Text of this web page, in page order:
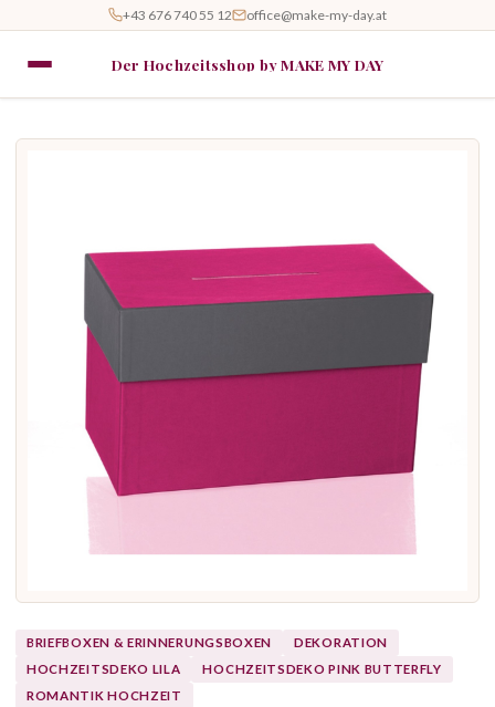
+43 676 740 55 12 office@make-my-day.at
Der Hochzeitsshop by MAKE MY DAY
BRIEFBOXEN & ERINNERUNGSBOXEN
DEKORATION
HOCHZEITSDEKO LILA
HOCHZEITSDEKO PINK BUTTERFLY
ROMANTIK HOCHZEIT